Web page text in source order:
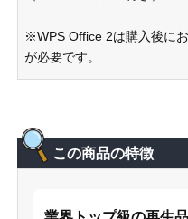
※WPS Office 2は購入後に
が必要です。
この商品の特徴